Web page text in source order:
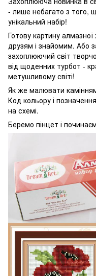
- лише небагато з того,
унікальний набір!
Готову картину
друзям і знайомим. Або
захоплюючий світ
від щоденних турбот -
метушливому світі!
Як же малювати
Код кольору і
на схемі.
Беремо пінцет і